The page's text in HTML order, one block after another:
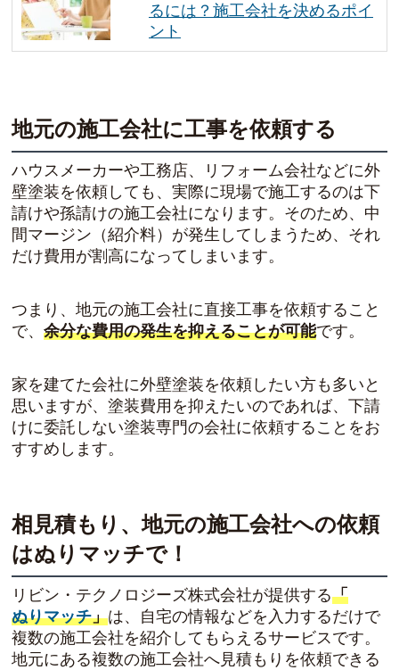
るには？施工会社を決めるポイ
ント
地元の施工会社に工事を依頼する
ハウスメーカーや工務店、リフォーム会社などに外
壁塗装を依頼しても、実際に現場で施工するのは下
請けや孫請けの施工会社になります。そのため、中
間マージン（紹介料）が発生してしまうため、それ
だけ費用が割高になってしまいます。
つまり、地元の施工会社に直接工事を依頼すること
で、余分な費用の発生を抑えることが可能です。
家を建てた会社に外壁塗装を依頼したい方も多いと
思いますが、塗装費用を抑えたいのであれば、下請
けに委託しない塗装専門の会社に依頼することをお
すすめします。
相見積もり、地元の施工会社への依頼
はぬりマッチで！
リビン・テクノロジーズ株式会社が提供する「
ぬりマッチ」は、自宅の情報などを入力するだけで
複数の施工会社を紹介してもらえるサービスです。
地元にある複数の施工会社へ見積もりを依頼できる